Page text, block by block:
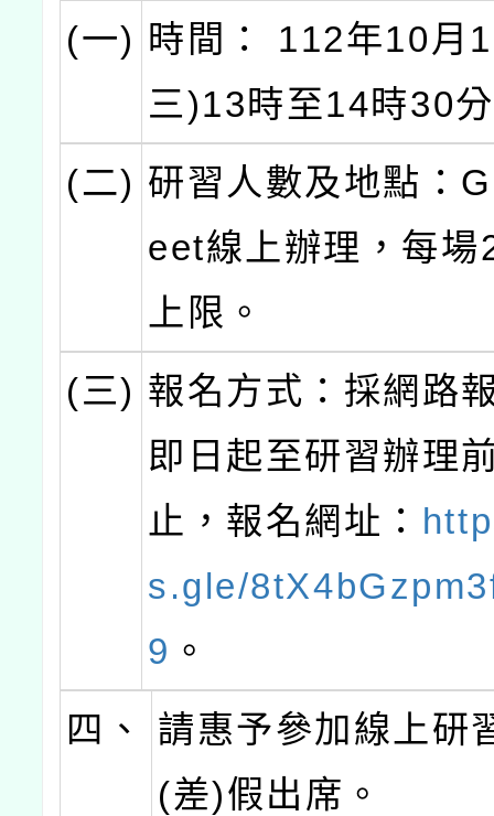
(一) 時間： 112年10月
三)13時至14時30
(二) 研習人數及地點：
eet線上辦理，每場
上限。
(三) 報名方式：採網路
即日起至研習辦理
止，報名網址：
s.gle/
9 。
四、
請惠予參加線上研
(差)假出席。